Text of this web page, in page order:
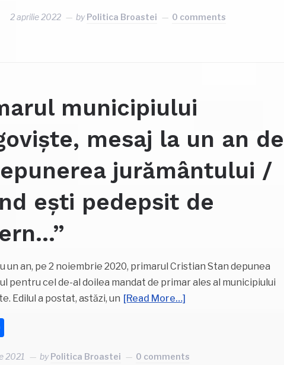
2 aprilie 2022 byPolitica Broastei 0 comments
municipiului
mesaj la un an de
jurământului /
ești pedepsit de
un an, pe 2 noiembrie 2020, primarul Cristian Stan depunea
pentru cel de-al doilea mandat de primar ales al municipiului
Edilul a postat, astăzi, un [Read More…]
2021 byPolitica Broastei 0 comments